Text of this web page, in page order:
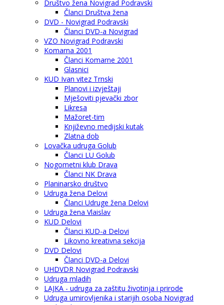
Društvo žena Novigrad Podravski
Članci Društva žena
DVD - Novigrad Podravski
Članci DVD-a Novigrad
VZO Novigrad Podravski
Komarna 2001
Članci Komarne 2001
Glasnici
KUD Ivan vitez Trnski
Planovi i izvještaji
Mješoviti pjevački zbor
Likresa
Mažoret-tim
Književno medijski kutak
Zlatna dob
Lovačka udruga Golub
Članci LU Golub
Nogometni klub Drava
Članci NK Drava
Planinarsko društvo
Udruga žena Delovi
Članci Udruge žena Delovi
Udruga žena Vlaislav
KUD Delovi
Članci KUD-a Delovi
Likovno kreativna sekcija
DVD Delovi
Članci DVD-a Delovi
UHDVDR Novigrad Podravski
Udruga mladih
LAJKA - udruga za zaštitu životinja i prirode
Udruga umirovljenika i starijih osoba Novigrad